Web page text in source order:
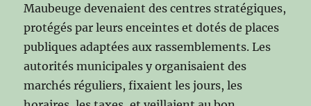
Maubeuge devenaient des centres stratégiques,
protégés par leurs enceintes et dotés de places
publiques adaptées aux rassemblements. Les
autorités municipales y organisaient des
marchés réguliers, fixaient les jours, les